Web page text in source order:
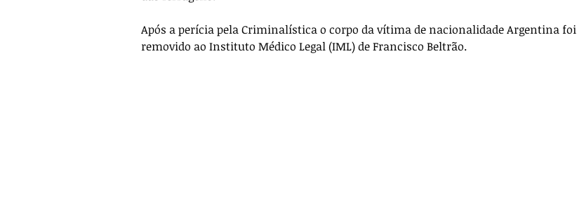
Após a perícia pela Criminalística o corpo da vítima de nacionalidade Argentina foi
removido ao Instituto Médico Legal (IML) de Francisco Beltrão.